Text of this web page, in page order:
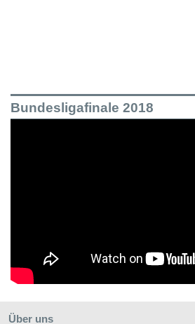
Bundesligafinale 2018
Über uns